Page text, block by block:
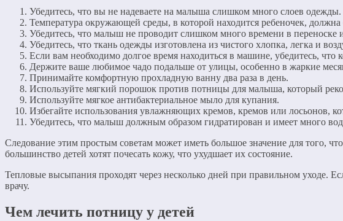
Убедитесь, что вы не надеваете на малыша слишком много слоев одежды.
Температура окружающей среды, в которой находится ребеночек,
Убедитесь, что малыш не проводит слишком много времени в переноске
Убедитесь, что ткань одежды изготовлена ​​из чистого хлопка, легка и
Если вам необходимо долгое время находиться в машине, убедитесь,
Держите ваше любимое чадо подальше от улицы, особенно в жаркие
Принимайте комфортную прохладную ванну два раза в день.
Используйте мягкий порошок против потницы для малыша, который
Используйте мягкое антибактериальное мыло для купания.
Избегайте использования увлажняющих кремов, кремов или лосьонов,
Убедитесь, что малыш должным образом гидратирован и имеет много
Следование этим простым советам может иметь большое значение для
большинство детей хотят почесать кожу, что ухудшает их состояние.
Тепловые высыпания проходят через несколько дней при правильном уходе.
врачу.
Чем лечить потницу у детей